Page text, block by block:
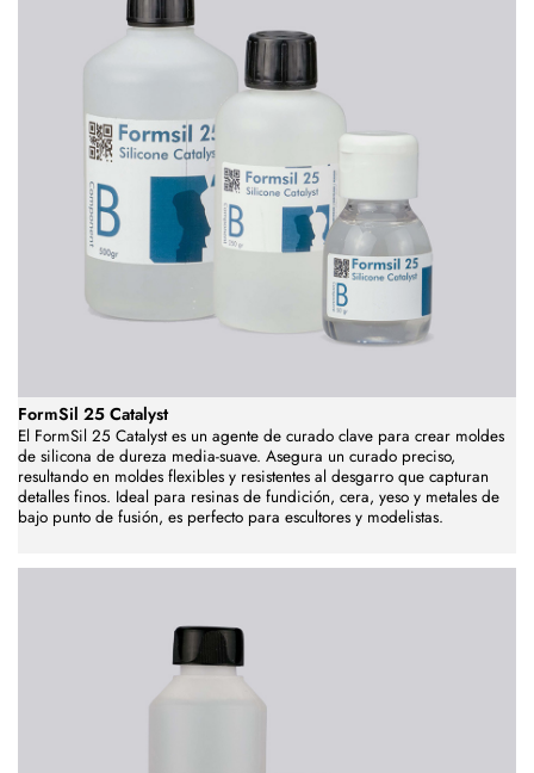
FormSil 25 Catalyst
El FormSil 25 Catalyst es un agente de curado clave para crear moldes
de silicona de dureza media-suave. Asegura un curado preciso,
resultando en moldes flexibles y resistentes al desgarro que capturan
detalles finos. Ideal para resinas de fundición, cera, yeso y metales de
bajo punto de fusión, es perfecto para escultores y modelistas.